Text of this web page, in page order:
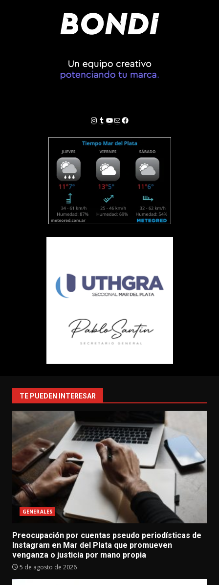
Instagram
Tumblr
YouTube
Correo electrónico
Facebook
TE PUEDEN INTERESAR
GENERALES
Preocupación por cuentas pseudo periodísticas de
Instagram en Mar del Plata que promueven
venganza o justicia por mano propia
5 de agosto de 2026